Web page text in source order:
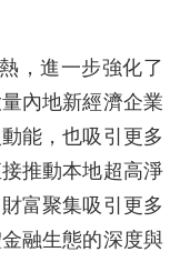
，進一步強化了
內地新經濟企業
能，也吸引更多
推動本地超高淨
富聚集吸引更多
融生態的深度與